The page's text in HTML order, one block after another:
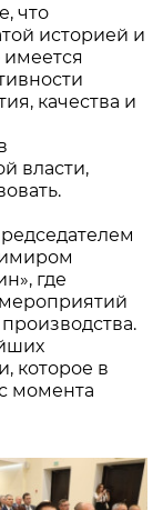
что
историей и
качества и
власти,
где
которое в
с момента